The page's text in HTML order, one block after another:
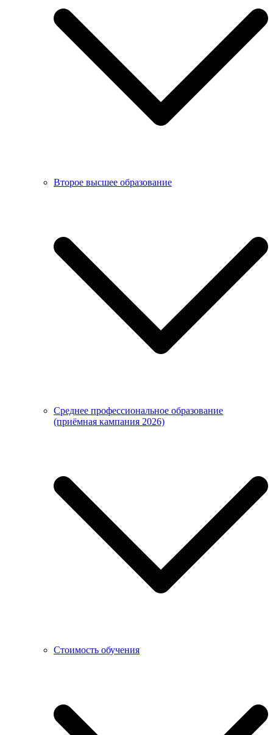
Второе высшее образование
Среднее профессиональное образование
(приёмная кампания 2026)
Стоимость обучения